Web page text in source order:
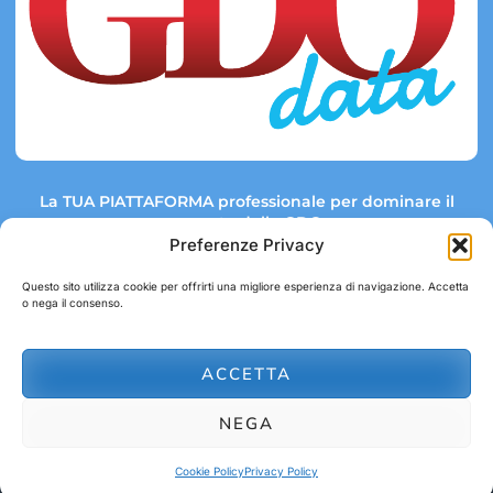
Preferenze Privacy
Questo sito utilizza cookie per offrirti una migliore esperienza di navigazione. Accetta
o nega il consenso.
ACCETTA
NEGA
Cookie PolicyPrivacy Policy
La TUA PIATTAFORMA professionale per dominare il
mercato della GDO.
Link rapidi:
abbonamenti@gdodata.it
© 2026 GDOData.it - PR Italia Edizioni srl - P.Iva: 03044390353